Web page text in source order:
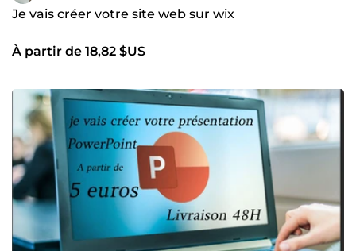
Je vais créer votre site web sur wix
À partir de 18,82 $US